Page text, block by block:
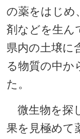
の薬をはじめ
剤などを生ん
県内の土壌に
る物質の中か
た。
微生物を探
果を見極めて